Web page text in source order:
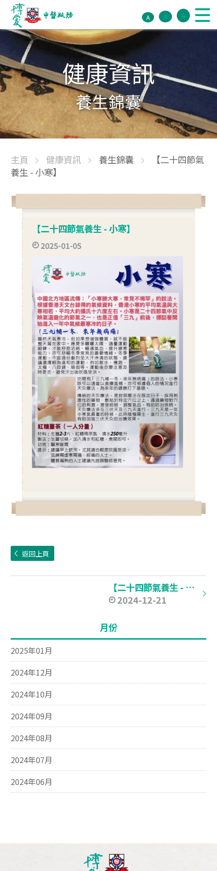
A A A
健康資訊
養生錦囊
主頁 健康資訊 養生錦囊
【二十四節氣
養生 - 小寒】
【二十四節氣養生 - 小寒】
2025-01-05
返回上頁
【二十四節氣養生 - 冬至】
2024-12-21
月份
2025年01月
2024年12月
2024年10月
2024年09月
2024年08月
2024年07月
2024年06月